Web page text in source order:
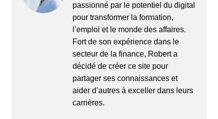
passionné par le potentiel du digital
pour transformer la formation,
l’emploi et le monde des affaires.
Fort de son expérience dans le
secteur de la finance, Robert a
décidé de créer ce site pour
partager ses connaissances et
aider d’autres à exceller dans leurs
carrières.